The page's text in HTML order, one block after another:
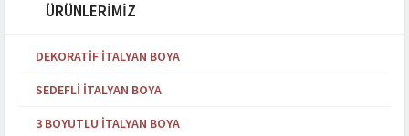
ÜRÜNLERİMİZ
DEKORATIF İTALYAN BOYA
SEDEFLI İTALYAN BOYA
3 BOYUTLU İTALYAN BOYA